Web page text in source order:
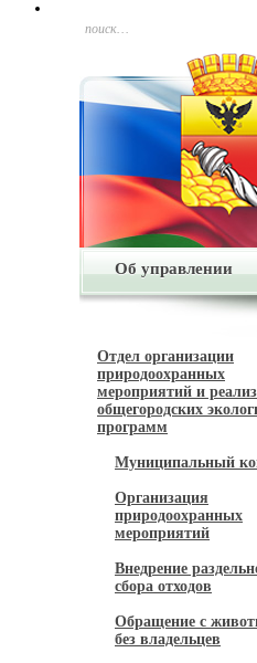
поиск…
Об управлении
Отдел организации
природоохранных
мероприятий и
общегородских
программ
Муниципальный
Организация
природоохранных
мероприятий
Внедрение
сбора отходов
Обращение с
без владельцев